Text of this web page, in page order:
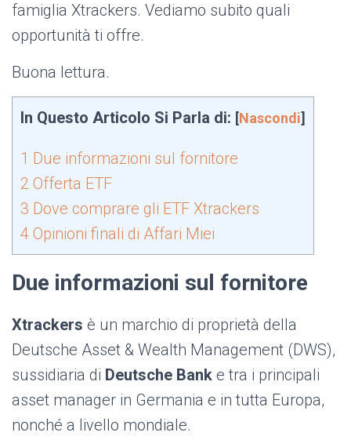
famiglia Xtrackers. Vediamo subito quali
opportunità ti offre.
Buona lettura.
In Questo Articolo Si Parla di: [Nascondi]
1 Due informazioni sul fornitore
2 Offerta ETF
3 Dove comprare gli ETF Xtrackers
4 Opinioni finali di Affari Miei
Due informazioni sul fornitore
Xtrackers è un marchio di proprietà della
Deutsche Asset & Wealth Management (DWS),
sussidiaria di Deutsche Bank e tra i principali
asset manager in Germania e in tutta Europa,
nonché a livello mondiale.